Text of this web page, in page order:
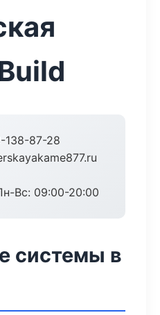
138-87-28
Вс: 09:00-20:00
системы в